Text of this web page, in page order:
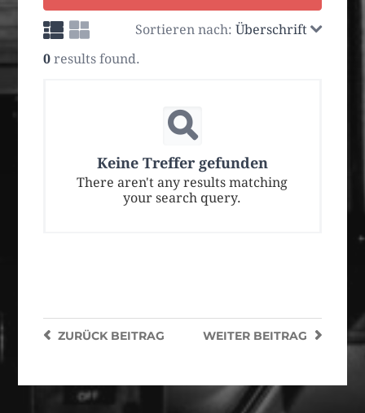
Sortieren nach: Überschrift
0 results found.
Keine Treffer gefunden
There aren't any results matching
your search query.
WEITER BEITRAG
ZURÜCKBEITRAG